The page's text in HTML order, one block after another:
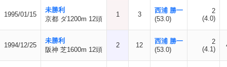
1995/01/15
未勝利
京都 ダ1200m 12頭
1 3
西浦 勝一
(53.0)
2
(4.0)
1994/12/25
未勝利
阪神 芝1600m 12頭
2 12
西浦 勝一
(53.0)
2
(4.1)